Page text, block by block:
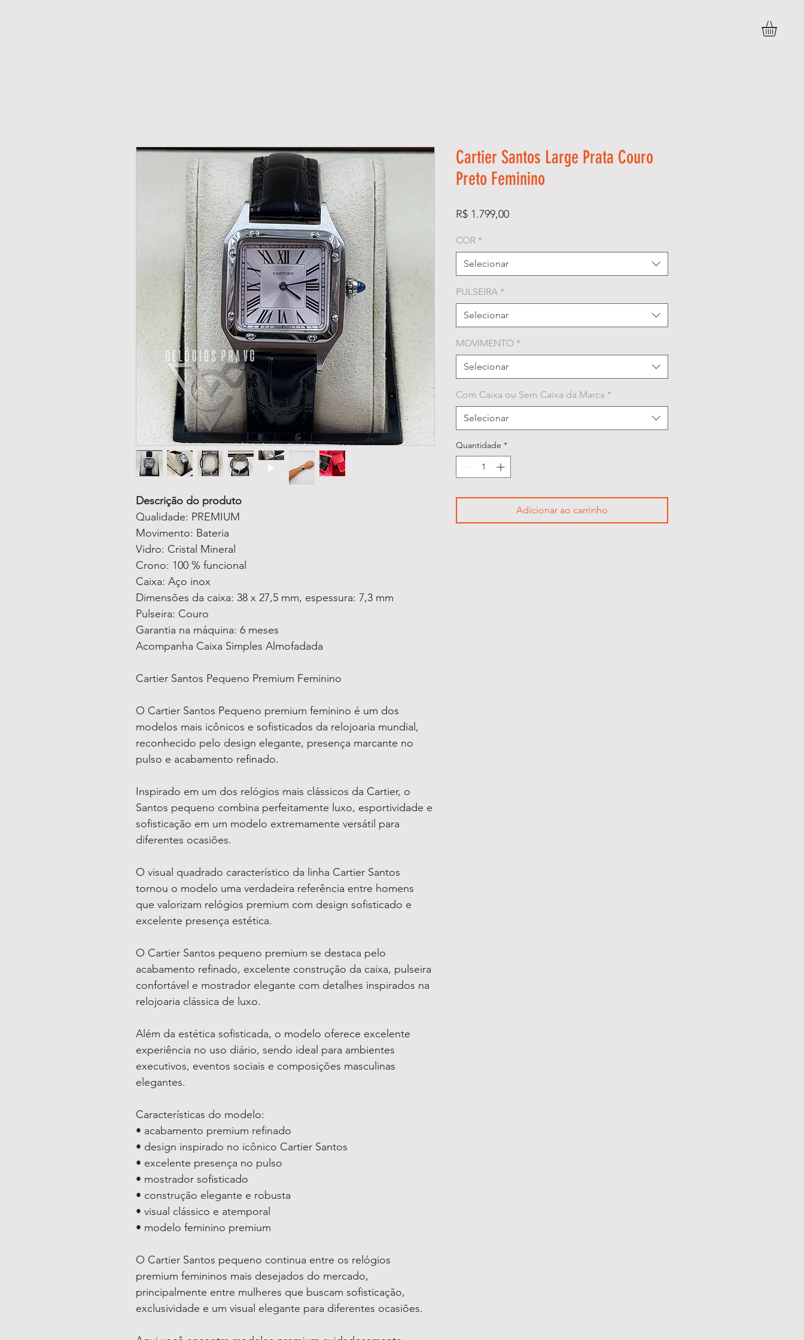
Descrição do produto
Qualidade: PREMIUM
Movimento: Bateria
Vidro: Cristal Mineral
Crono: 100 % funcional
Caixa: Aço inox
Dimensões da caixa: 38 x 27,5 mm, espessura: 7,3 mm
Pulseira: Couro
Garantia na máquina: 6 meses
Acompanha Caixa Simples Almofadada
Cartier Santos Pequeno Premium Feminino
O Cartier Santos Pequeno premium feminino é um dos
modelos mais icônicos e sofisticados da relojoaria mundial,
reconhecido pelo design elegante, presença marcante no
pulso e acabamento refinado.
Inspirado em um dos relógios mais clássicos da Cartier, o
Santos pequeno combina perfeitamente luxo, esportividade e
sofisticação em um modelo extremamente versátil para
diferentes ocasiões.
O visual quadrado característico da linha Cartier Santos
tornou o modelo uma verdadeira referência entre homens
que valorizam relógios premium com design sofisticado e
excelente presença estética.
O Cartier Santos pequeno premium se destaca pelo
acabamento refinado, excelente construção da caixa, pulseira
confortável e mostrador elegante com detalhes inspirados na
relojoaria clássica de luxo.
Além da estética sofisticada, o modelo oferece excelente
experiência no uso diário, sendo ideal para ambientes
executivos, eventos sociais e composições masculinas
elegantes.
Características do modelo:
• acabamento premium refinado
• design inspirado no icônico Cartier Santos
• excelente presença no pulso
• mostrador sofisticado
• construção elegante e robusta
• visual clássico e atemporal
• modelo feminino premium
O Cartier Santos pequeno continua entre os relógios
premium femininos mais desejados do mercado,
principalmente entre mulheres que buscam sofisticação,
exclusividade e um visual elegante para diferentes ocasiões.
Cartier Santos Large Prata Couro
Preto Feminino
R$ 1.799,00Preço
COR *
Selecionar
PULSEIRA *
Selecionar
MOVIMENTO *
Selecionar
Com Caixa ou Sem Caixa da Marca *
Selecionar
Quantidade *
Adicionar ao carrinho